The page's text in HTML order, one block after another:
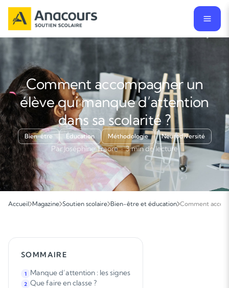
Comment accompagner un
élève qui manque d’attention
dans sa scolarité ?
Bien-être Éducation Méthodologie Neurodiversité
Par Joséphine Traore · 3 min de lecture
Accueil Magazine Soutien scolaire Bien-être et éducation Comment
SOMMAIRE
1 Manque d’attention : les signes
2 Que faire en classe ?